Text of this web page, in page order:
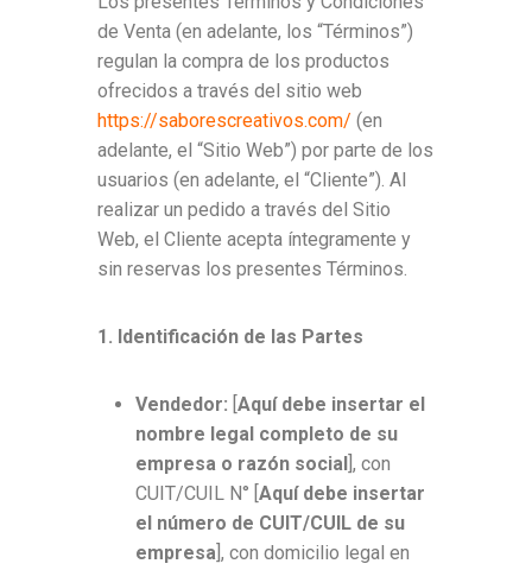
de Venta (en adelante, los “Términos”)
regulan la compra de los productos
ofrecidos a través del sitio web
https://saborescreativos.com/ (en
adelante, el “Sitio Web”) por parte de los
usuarios (en adelante, el “Cliente”). Al
realizar un pedido a través del Sitio
Web, el Cliente acepta íntegramente y
sin reservas los presentes Términos.
1. Identificación de las Partes
Vendedor: Aquí debe insertar el
nombre legal completo de su
empresa o razón social ], con
CUIT/CUIL N° [ Aquí debe insertar
el número de CUIT/CUIL de su
empresa ], con domicilio legal en